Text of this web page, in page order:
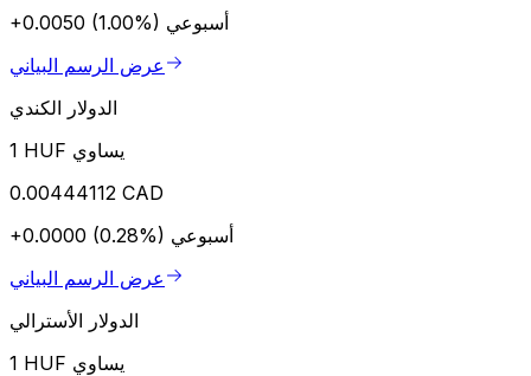
+0.0050 (1.00%) أسبوعي
عرض الرسم البياني
الدولار الكندي
1 HUF يساوي
0.00444112 CAD
+0.0000 (0.28%) أسبوعي
عرض الرسم البياني
الدولار الأسترالي
1 HUF يساوي